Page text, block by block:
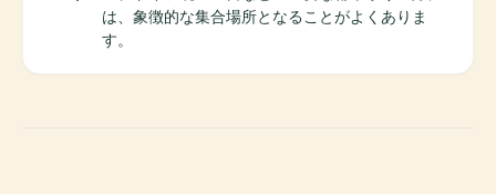
は、象徴的な集合場所となることがよくありま
す。